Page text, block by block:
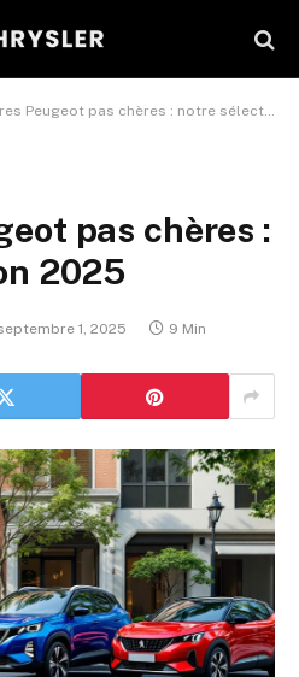
Peugeot pas chères : notre sélection 2025
pas chères :
2025
1, 2025 9 Min